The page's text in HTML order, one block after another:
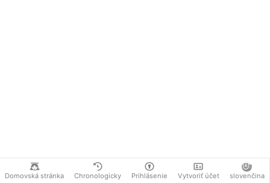
Domovská stránka Chronologicky Prihlásenie Vytvoriť účet slovenčina